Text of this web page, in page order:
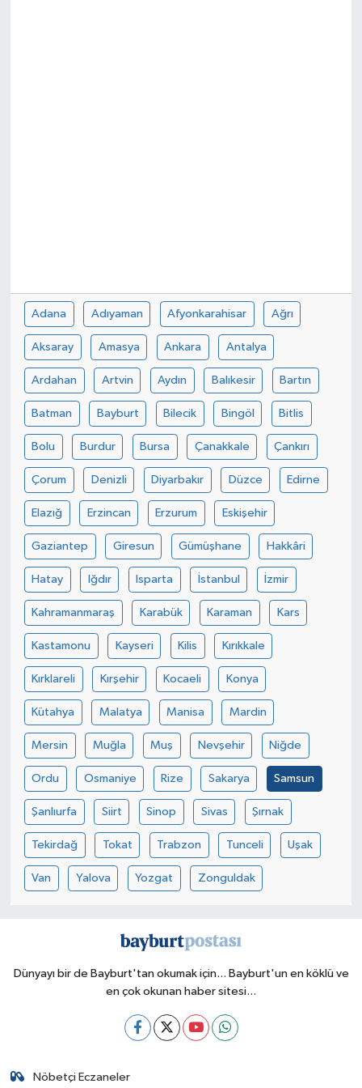
Adana Adıyaman Afyonkarahisar Ağrı
Aksaray Amasya Ankara Antalya
Ardahan Artvin Aydın Balıkesir Bartın
Batman Bayburt Bilecik Bingöl Bitlis
Bolu Burdur Bursa Çanakkale Çankırı
Çorum Denizli Diyarbakır Düzce Edirne
Elazığ Erzincan Erzurum Eskişehir
Gaziantep Giresun Gümüşhane Hakkâri
Hatay Iğdır Isparta İstanbul İzmir
Kahramanmaraş Karabük Karaman Kars
Kastamonu Kayseri Kilis Kırıkkale
Kırklareli Kırşehir Kocaeli Konya
Kütahya Malatya Manisa Mardin
Mersin Muğla Muş Nevşehir Niğde
Ordu Osmaniye Rize Sakarya Samsun
Şanlıurfa Siirt Sinop Sivas Şırnak
Tekirdağ Tokat Trabzon Tunceli Uşak
Van Yalova Yozgat Zonguldak
Dünyayı bir de Bayburt'tan okumak için... Bayburt'un en köklü ve
en çok okunan haber sitesi...
Nöbetçi Eczaneler